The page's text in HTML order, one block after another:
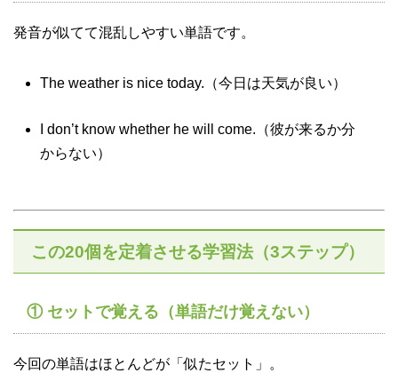
発音が似てて混乱しやすい単語です。
The weather is nice today.（今日は天気が良い）
I don’t know whether he will come.（彼が来るか分
からない）
この20個を定着させる学習法（3ステップ）
① セットで覚える（単語だけ覚えない）
今回の単語はほとんどが「似たセット」。